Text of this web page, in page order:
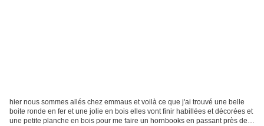
hier nous sommes allés chez emmaus et voilà ce que j'ai trouvé une belle
boite ronde en fer et une jolie en bois elles vont finir habillées et décorées et
une petite planche en bois pour me faire un hornbooks en passant près de